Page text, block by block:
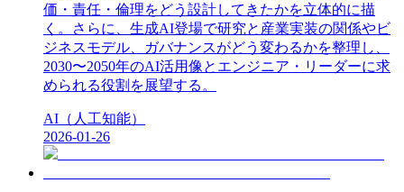
価・責任・倫理をどう設計してきたかを立体的に描
く。さらに、生成AI登場で研究と産業実装の関係やビ
ジネスモデル、ガバナンスがどう変わるかを整理し、
2030〜2050年のAI活用像とエンジニア・リーダーに求
められる役割を展望する。
AI（人工知能）
2026-01-26